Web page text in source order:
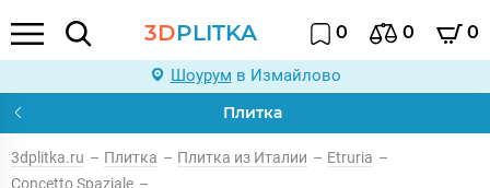
3DPLITKA 0 0 0
Шоурум в Измайлово
Плитка
3dplitka.ru – Плитка – Плитка из Италии – Etruria –
Concetto Spaziale –